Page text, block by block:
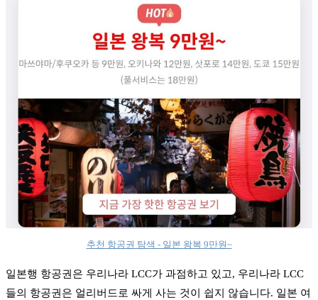
추천 항공권 탐색 - 일본 왕복 9만원~
일본행 항공권은 우리나라 LCC가 과점하고 있고, 우리나라 LCC
들의 항공권은 얼리버드로 싸게 사는 것이 쉽지 않습니다. 일본 여